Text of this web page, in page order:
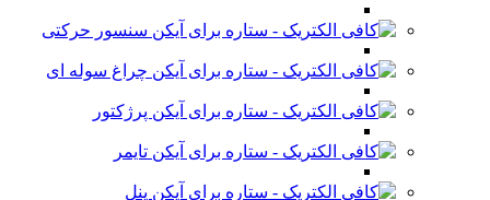
سنسور حرکتی
چراغ سوله ای
پرژکتور
تایمر
پنل